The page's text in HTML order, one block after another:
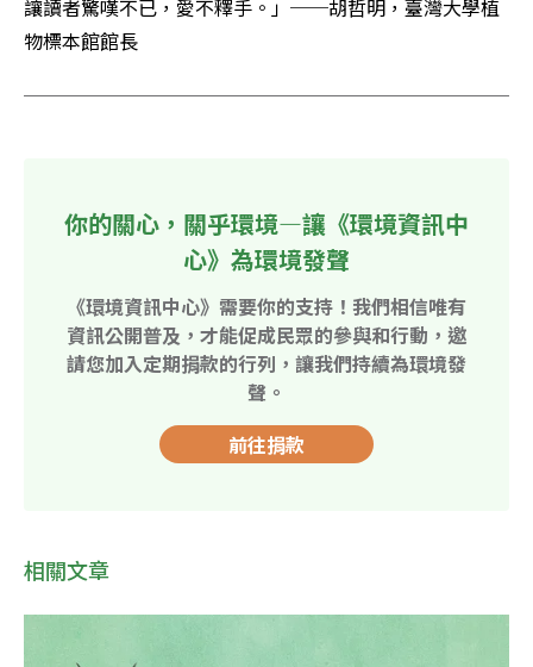
讓讀者驚嘆不已，愛不釋手。」──胡哲明，臺灣大學植
物標本館館長
你的關心，關乎環境—讓《環境資訊中
心》為環境發聲
《環境資訊中心》需要你的支持！我們相信唯有
資訊公開普及，才能促成民眾的參與和行動，邀
請您加入定期捐款的行列，讓我們持續為環境發
聲。
前往捐款
相關文章